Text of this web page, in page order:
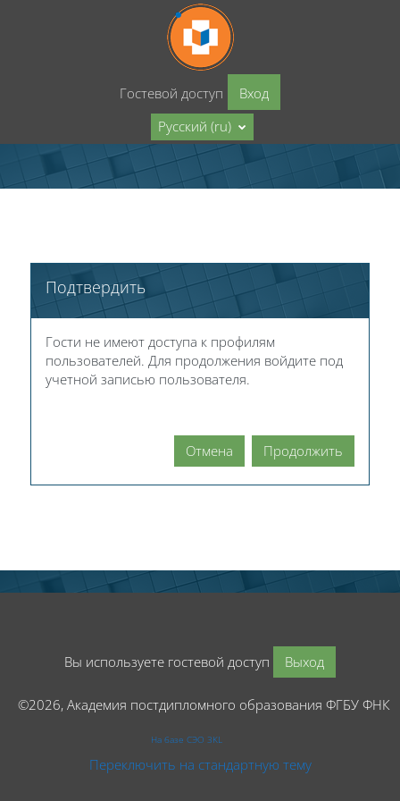
Перейти к основному содержанию
Гостевой доступ
Вход
Русский ‎(ru)‎
Подтвердить
Гости не имеют доступа к профилям
пользователей. Для продолжения войдите под
учетной записью пользователя.
Отмена Продолжить
Вы используете гостевой доступ Выход
©2026, Академия постдипломного образования ФГБУ
На базе СЭО 3KL
Переключить на стандартную тему